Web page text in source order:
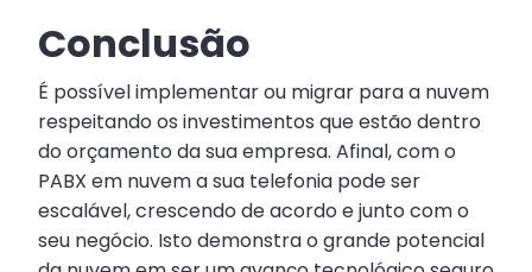
Conclusão
É possível implementar ou migrar para a nuvem
respeitando os investimentos que estão dentro
do orçamento da sua empresa. Afinal, com o
PABX em nuvem a sua telefonia pode ser
escalável, crescendo de acordo e junto com o
seu negócio. Isto demonstra o grande potencial